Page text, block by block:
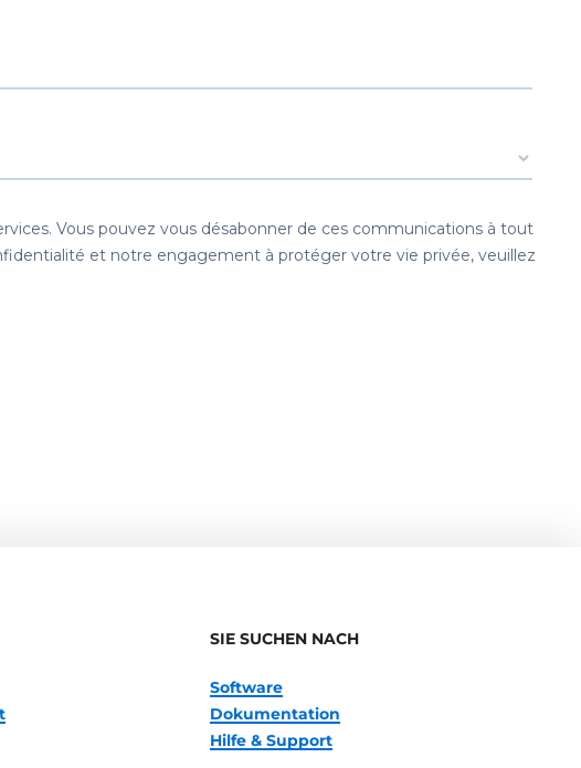
SIE SUCHEN NACH
Software
Dokumentation
Hilfe & Support